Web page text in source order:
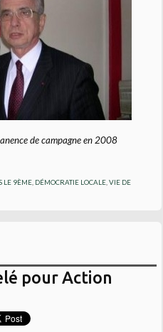
de campagne en 2008
LE 9ÈME, DÉMOCRATIE LOCALE, VIE DE
pour Action